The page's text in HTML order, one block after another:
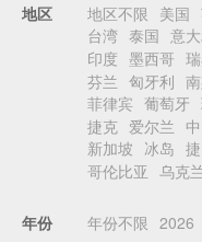
地区 地区不限 美国
台湾 泰国 意
印度 墨西哥
芬兰 匈牙利
菲律宾 葡萄牙
捷克 爱尔兰
新加坡 冰岛
哥伦比亚 乌克
年份 年份不限 2026